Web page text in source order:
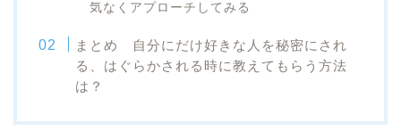
気なくアプローチしてみる
まとめ 自分にだけ好きな人を秘密にされ
る、はぐらかされる時に教えてもらう方法
は？